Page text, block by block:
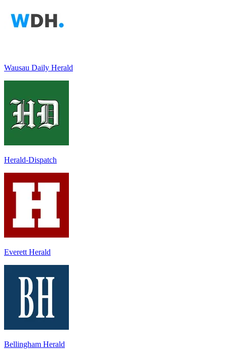
Wausau Daily Herald
Herald-Dispatch
Everett Herald
Bellingham Herald